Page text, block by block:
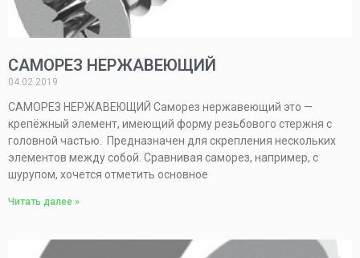
САМОРЕЗ НЕРЖАВЕЮЩИЙ
04.02.2019
САМОРЕЗ НЕРЖАВЕЮЩИЙ Саморез нержавеющий это —
крепёжный элемент, имеющий форму резьбового стержня с
головной частью. Предназначен для скрепления нескольких
элементов между собой. Сравнивая саморез, например, с
шурупом, хочется отметить основное
Читать далее »